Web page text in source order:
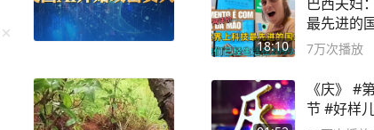
18:10
最先进的
2999年
7万次播放
《庆》 #
节 #好